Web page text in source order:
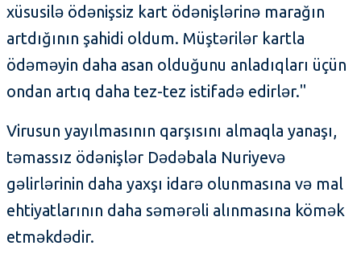
xüsusilə ödənişsiz kart ödənişlərinə marağın
artdığının şahidi oldum. Müştərilər kartla
ödəməyin daha asan olduğunu anladıqları üçün
ondan artıq daha tez-tez istifadə edirlər."
Virusun yayılmasının qarşısını almaqla yanaşı,
təmassız ödənişlər Dədəbala Nuriyevə
gəlirlərinin daha yaxşı idarə olunmasına və mal
ehtiyatlarının daha səmərəli alınmasına kömək
etməkdədir.